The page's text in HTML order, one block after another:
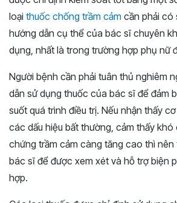
loại thuốc chống trầm cảm cần phải có
hướng dẫn cụ thể của bác sĩ chuyên
dụng, nhất là trong trường hợp phụ nữ
Người bệnh cần phải tuân thủ nghiêm
dẫn sử dụng thuốc của bác sĩ để đảm
suốt quá trình điều trị. Nếu nhận thấy
các dấu hiệu bất thường, cảm thấy
chứng trầm cảm càng tăng cao thì
bác sĩ để được xem xét và hỗ trợ biện
hợp.